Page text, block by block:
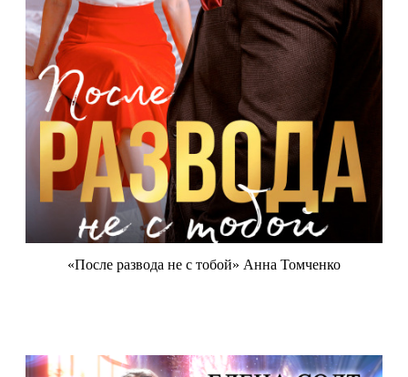
«После развода не с тобой» Анна Томченко